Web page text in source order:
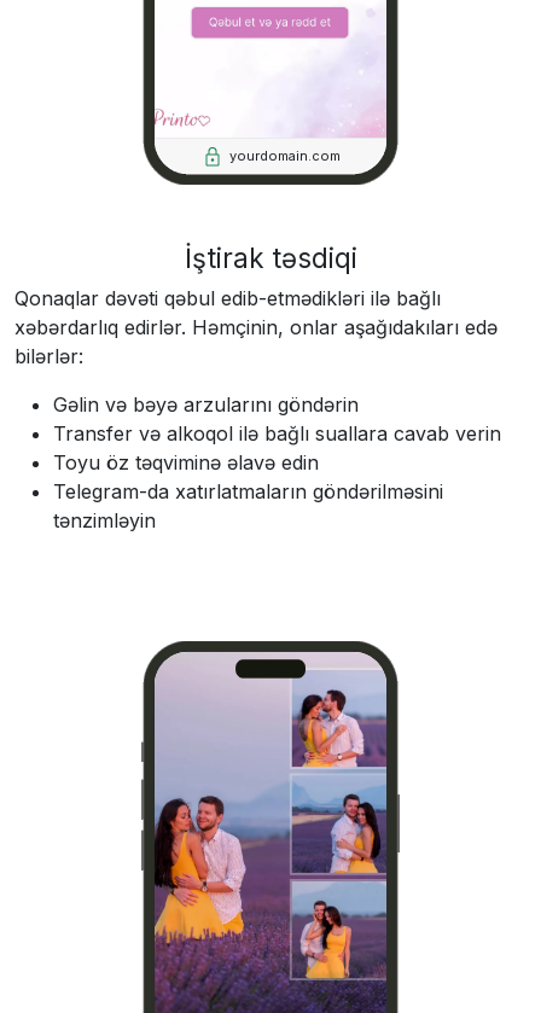
İştirak təsdiqi
Qonaqlar dəvəti qəbul edib-etmədikləri ilə bağlı
xəbərdarlıq edirlər. Həmçinin, onlar aşağıdakıları edə
bilərlər:
Gəlin və bəyə arzularını göndərin
Transfer və alkoqol ilə bağlı suallara cavab verin
Toyu öz təqviminə əlavə edin
Telegram-da xatırlatmaların göndərilməsini
tənzimləyin
yourdomain.com